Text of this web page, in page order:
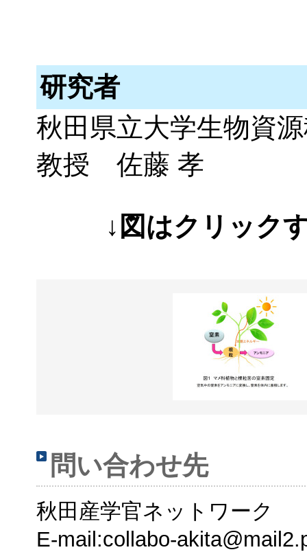
研究者
秋田県立大学生物資
教授 佐藤 孝
↓図はクリック
問い合わせ先
秋田産学官ネットワーク
E-mail:collabo-